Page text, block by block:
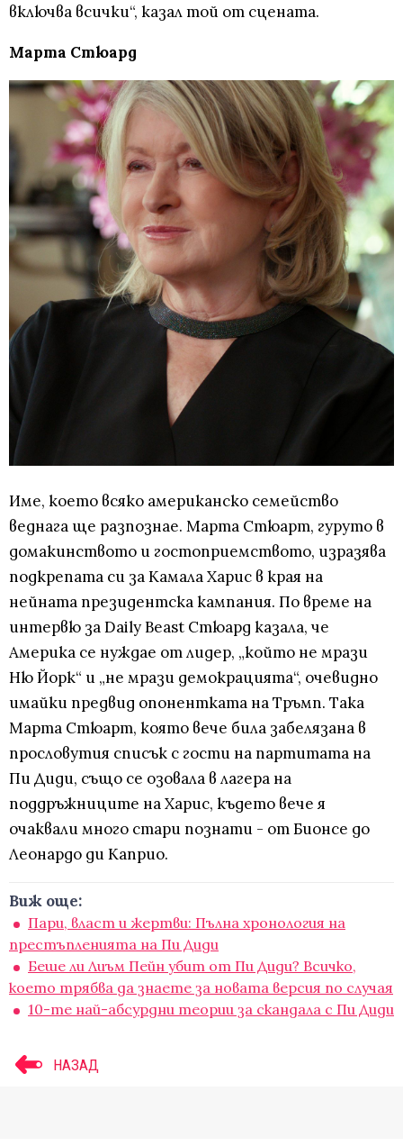
включва всички“, казал той от сцената.
Марта Стюард
Име, което всяко американско семейство
веднага ще разпознае. Марта Стюарт, гуруто в
домакинството и гостоприемството, изразява
подкрепата си за Камала Харис в края на
нейната президентска кампания. По време на
интервю за Daily Beast Стюард казала, че
Америка се нуждае от лидер, „който не мрази
Ню Йорк“ и „не мрази демокрацията“, очевидно
имайки предвид опонентката на Тръмп. Така
Марта Стюарт, която вече била забелязана в
прословутия списък с гости на партитата на
Пи Диди, също се озовала в лагера на
поддръжниците на Харис, където вече я
очаквали много стари познати - от Бионсе до
Леонардо ди Каприо.
Виж още:
Пари, власт и жертви: Пълна хронология на
престъпленията на Пи Диди
Беше ли Лиъм Пейн убит от Пи Диди? Всичко,
което трябва да знаете за новата версия по случая
10-те най-абсурдни теории за скандала с Пи Диди
НАЗАД